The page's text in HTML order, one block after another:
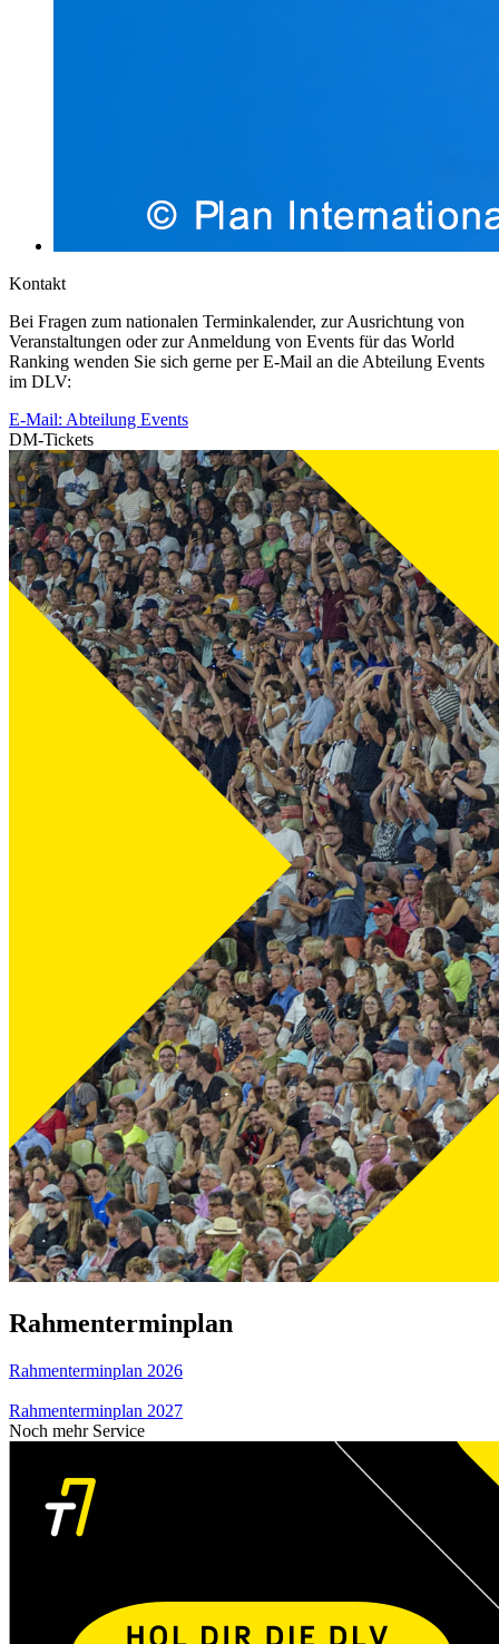
Kontakt
Bei Fragen zum nationalen Terminkalender, zur Ausrichtung von
Veranstaltungen oder zur Anmeldung von Events für das World
Ranking wenden Sie sich gerne per E-Mail an die Abteilung Events
im DLV:
E-Mail: Abteilung Events
DM-Tickets
Rahmenterminplan
Rahmenterminplan 2026
Rahmenterminplan 2027
Noch mehr Service